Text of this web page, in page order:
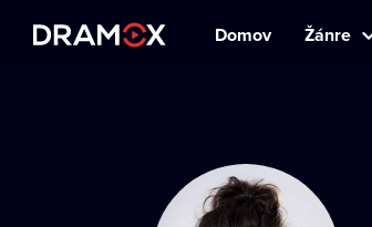
Domov Žánre